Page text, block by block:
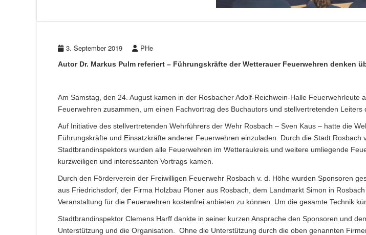
3. September 2019 PHe
Autor Dr. Markus Pulm referiert – Führungskräfte der Wetterauer Feuerwehren denken
Am Samstag, den 24. August kamen in der Rosbacher Adolf-Reichwein-Halle
Feuerwehren zusammen, um einen Fachvortrag des Buchautors und stellvertretenden
Auf Initiative des stellvertretenden Wehrführers der Wehr Rosbach – Sven Kaus – hatte die
Führungskräfte und Einsatzkräfte anderer Feuerwehren einzuladen. Durch die Stadt
Stadtbrandinspektors wurden alle Feuerwehren im Wetteraukreis und weitere umliegende
kurzweiligen und interessanten Vortrags kamen.
Durch den Förderverein der Freiwilligen Feuerwehr Rosbach v. d. Höhe wurden Sponsoren
aus Friedrichsdorf, der Firma Holzbau Ploner aus Rosbach, dem Landmarkt Simon in
Veranstaltung für die Feuerwehren kostenfrei anbieten zu können. Um die gesamte Technik
Stadtbrandinspektor Clemens Harff dankte in seiner kurzen Ansprache den Sponsoren und
Unterstützung und die Organisation. Ohne die Unterstützung durch die oben genannten